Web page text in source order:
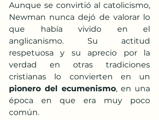
Aunque se convirtió al catolicismo,
Newman nunca dejó de valorar lo
que había vivido en el
anglicanismo. Su actitud
respetuosa y su aprecio por la
verdad en otras tradiciones
pionero del ecumenismo, en una
época en que era muy poco
común.